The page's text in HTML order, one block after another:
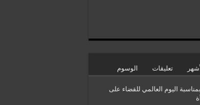
تعليقات الوسوم
اليوم العالمي للقضاء على